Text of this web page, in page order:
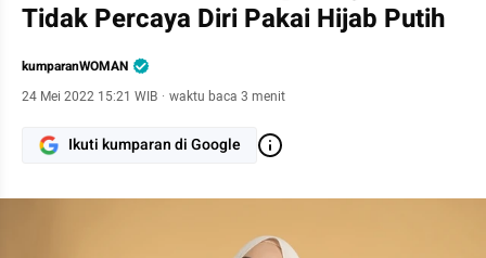
Tidak Percaya Diri Pakai Hijab Putih
kumparanWOMAN
24 Mei 2022 15:21 WIB · waktu baca 3 menit
Ikuti kumparan di Google